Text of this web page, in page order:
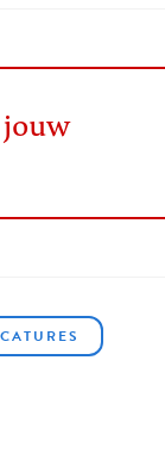
jouw